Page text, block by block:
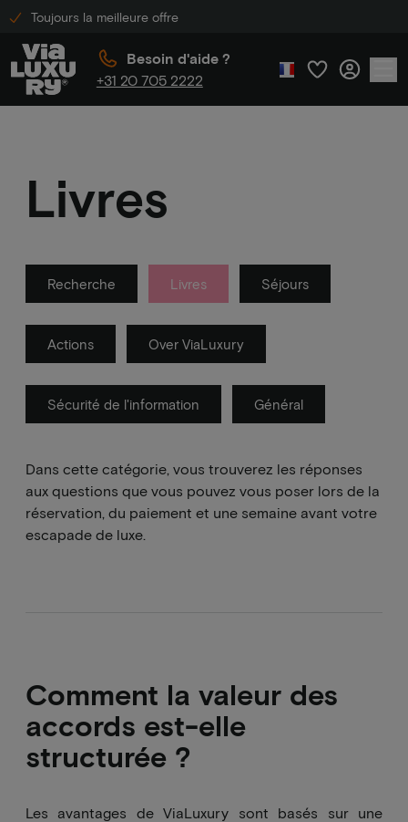
Toujours la meilleure offre
Besoin d'aide ?
+31 20 705 2222
Livres
Recherche Livres Séjours
Actions Over ViaLuxury
Sécurité de l'information Général
Dans cette catégorie, vous trouverez les réponses
aux questions que vous pouvez vous poser lors de la
réservation, du paiement et une semaine avant votre
escapade de luxe.
Comment la valeur des
accords est-elle
structurée ?
Les avantages de ViaLuxury sont basés sur une